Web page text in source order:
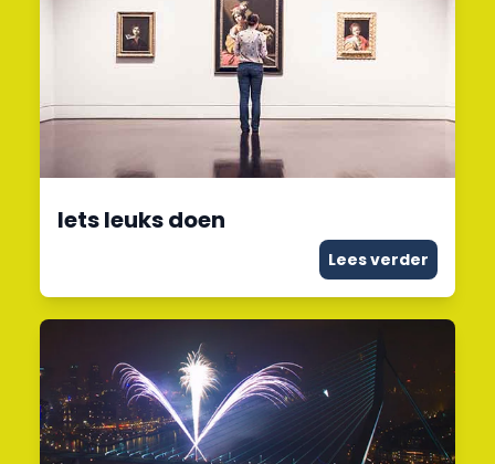
Iets leuks doen
Lees verder